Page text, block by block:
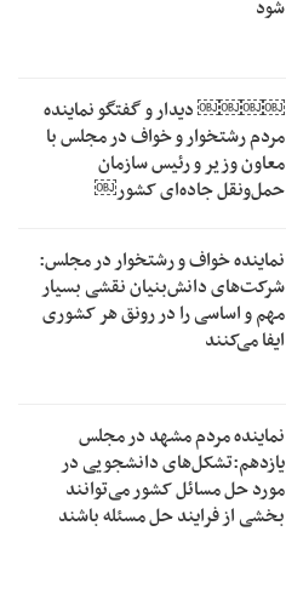
شود
￼￼￼￼‏ دیدار و گفتگو نماینده
مردم رشتخوار و خواف در مجلس با
معاون وزیر و رئیس سازمان
حمل‌ونقل جاده‌ای کشور￼
نماینده خواف و رشتخوار در مجلس:
شرکت‌های دانش‌بنیان نقشی بسیار
مهم و اساسی را در رونق هر کشوری
ایفا می‌کنند
نماینده مردم مشهد در مجلس
یازدهم:تشکل‌های دانشجویی در
مورد حل مسائل کشور می‌توانند
بخشی از فرایند حل مسئله باشند